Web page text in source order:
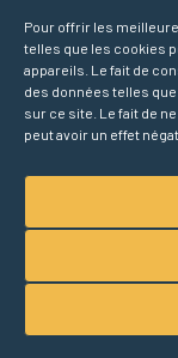
Pour offrir les
telles que les cookies
appareils. Le fait de
des données telles
sur ce site. Le fait de
peut avoir un effet